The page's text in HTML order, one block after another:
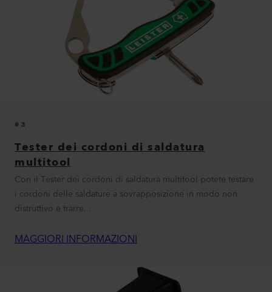
#3
Tester dei cordoni di saldatura
multitool
Con il Tester dei cordoni di saldatura multitool potete testare
i cordoni delle saldature a sovrapposizione in modo non
distruttivo e trarre...
MAGGIORI INFORMAZIONI